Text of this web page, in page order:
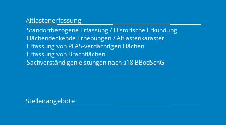
Altlastenerfassung
Standortbezogene Erfassung / Historische Erkundung
Flächendeckende Erhebungen / Altlastenkataster
Erfassung von PFAS-verdächtigen Flächen
Erfassung von Brachflächen
Sachverständigenleistungen nach §18 BBodSchG
Stellenangebote